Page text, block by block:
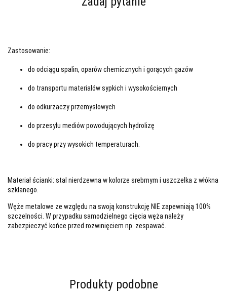
Zastosowanie:
do odciągu spalin, oparów chemicznych i gorących gazów
do transportu materiałów sypkich i wysokościernych
do odkurzaczy przemysłowych
do przesyłu mediów powodujących hydrolizę
do pracy przy wysokich temperaturach.
Materiał ścianki: stal nierdzewna w kolorze srebrnym i uszczelka z włókna
szklanego.
Węże metalowe ze względu na swoją konstrukcję NIE zapewniają 100%
szczelności. W przypadku samodzielnego cięcia węża należy
zabezpieczyć końce przed rozwinięciem np. zespawać.
Produkty podobne